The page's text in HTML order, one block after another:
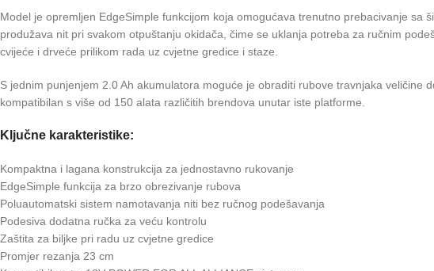
Model je opremljen EdgeSimple funkcijom koja omogućava trenutno prebacivanje
produžava nit pri svakom otpuštanju okidača, čime se uklanja potreba za ručnim
cvijeće i drveće prilikom rada uz cvjetne gredice i staze.
S jednim punjenjem 2.0 Ah akumulatora moguće je obraditi rubove travnjaka veličine
kompatibilan s više od 150 alata različitih brendova unutar iste platforme.
Ključne karakteristike:
Kompaktna i lagana konstrukcija za jednostavno rukovanje
EdgeSimple funkcija za brzo obrezivanje rubova
Poluautomatski sistem namotavanja niti bez ručnog podešavanja
Podesiva dodatna ručka za veću kontrolu
Zaštita za biljke pri radu uz cvjetne gredice
Promjer rezanja 23 cm